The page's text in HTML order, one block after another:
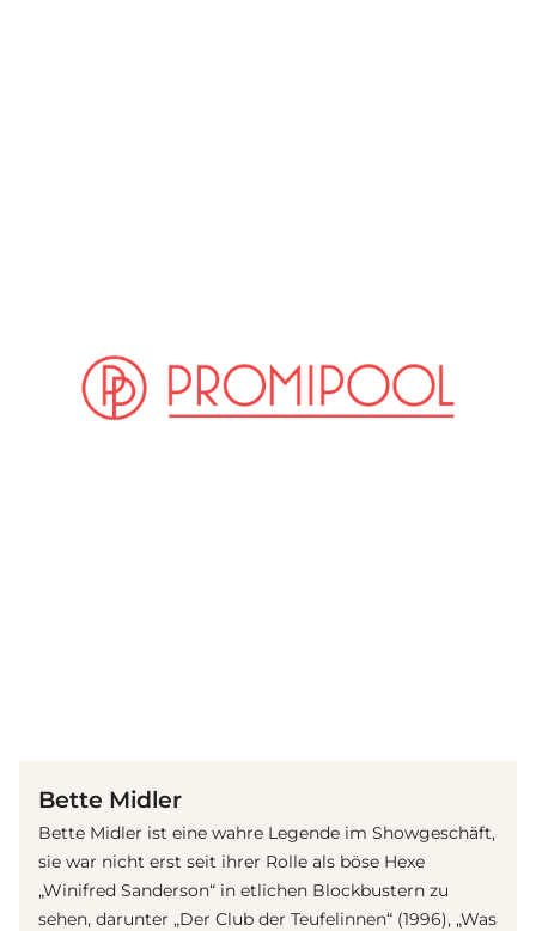
Bette Midler
Bette Midler ist eine wahre Legende im Showgeschäft,
sie war nicht erst seit ihrer Rolle als böse Hexe
„Winifred Sanderson“ in etlichen Blockbustern zu
sehen, darunter „Der Club der Teufelinnen“ (1996), „Was